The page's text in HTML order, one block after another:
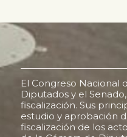
El Congreso Nacional
Diputados y el
fiscalización. Sus
estudio y aprobación
fiscalización de los